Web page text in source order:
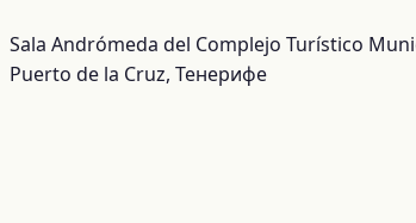
Sala Andrómeda del Complejo Turístico
Puerto de la Cruz, Тенерифе